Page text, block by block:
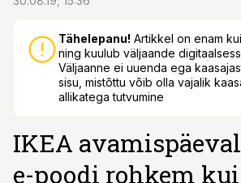
Tähelepanu! Artikkel on enam
ning kuulub väljaande
Väljaanne ei uuenda ega
sisu, mistõttu võib olla vajalik
allikatega tutvumine
IKEA
e-poodi rohkem kui